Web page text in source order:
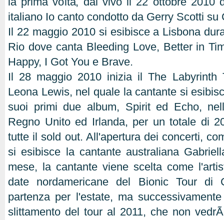
italiano Io canto condotto da Gerry Scotti su
Il 22 maggio 2010 si esibisce a Lisbona
Rio dove canta Bleeding Love, Better in
Happy, I Got You e Brave.
Il 28 maggio 2010 inizia il The Labyrinth
Leona Lewis, nel quale la cantante si
suoi primi due album, Spirit ed Echo,
Regno Unito ed Irlanda, per un totale di
tutte il sold out. All'apertura dei concerti,
si esibisce la cantante australiana
mese, la cantante viene scelta come
date nordamericane del Bionic Tour di
partenza per l'estate, ma
slittamento del tour al 2011, che non